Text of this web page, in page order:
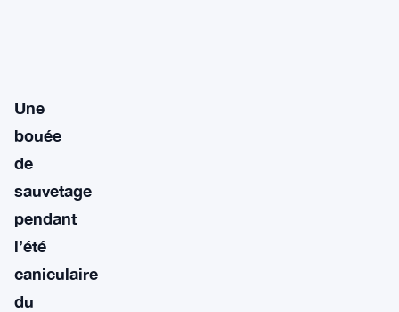
Une
bouée
de
sauvetage
pendant
l’été
caniculaire
du